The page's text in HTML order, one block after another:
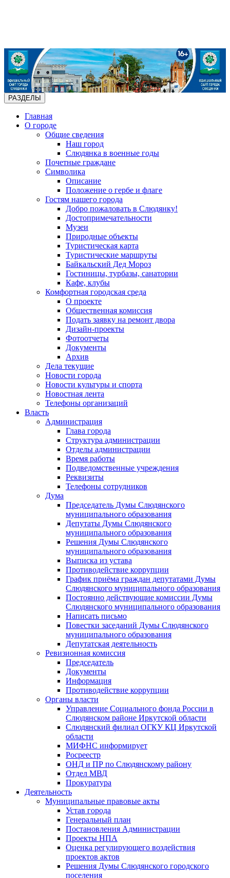
РАЗДЕЛЫ
Главная
О городе
Общие сведения
Наш город
Слюдянка в военные годы
Почетные граждане
Символика
Описание
Положение о гербе и флаге
Гостям нашего города
Добро пожаловать в Слюдянку!
Достопримечательности
Музеи
Природные объекты
Туристическая карта
Туристические маршруты
Байкальский Дед Мороз
Гостиницы, турбазы, санатории
Кафе, клубы
Комфортная городская среда
О проекте
Общественная комиссия
Подать заявку на ремонт двора
Дизайн-проекты
Фотоотчеты
Документы
Архив
Дела текущие
Новости города
Новости культуры и спорта
Новостная лента
Телефоны организаций
Власть
Администрация
Глава города
Структура администрации
Отделы администрации
Время работы
Подведомственные учреждения
Реквизиты
Телефоны сотрудников
Дума
Председатель Думы Слюдянского
муниципального образования
Депутаты Думы Слюдянского
муниципального образования
Решения Думы Слюдянского
муниципального образования
Выписка из устава
Противодействие коррупции
График приёма граждан депутатами Думы
Слюдянского муниципального образования
Постоянно действующие комиссии Думы
Слюдянского муниципального образования
Написать письмо
Повестки заседаний Думы Слюдянского
муниципального образования
Депутатская деятельность
Ревизионная комиссия
Председатель
Документы
Информация
Противодействие коррупции
Органы власти
Управление Социального фонда России в
Слюдянском районе Иркутской области
Слюдянский филиал ОГКУ КЦ Иркутской
области
МИФНС информирует
Росреестр
ОНД и ПР по Слюдянскому району
Отдел МВД
Прокуратура
Деятельность
Муниципальные правовые акты
Устав города
Генеральный план
Постановления Администрации
Проекты НПА
Оценка регулирующего воздействия
проектов актов
Решения Думы Слюдянского городского
поселения